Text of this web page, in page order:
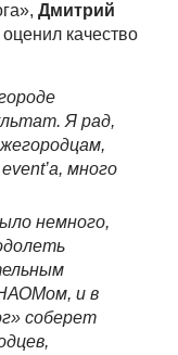
Дмитрий
качество
Я рад,
много
немного,
и в
соберет